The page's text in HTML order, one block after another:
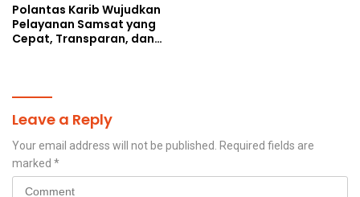
Polantas Karib Wujudkan
Pelayanan Samsat yang
Cepat, Transparan, dan
Leave a Reply
Your email address will not be published.
Required fields are
marked *